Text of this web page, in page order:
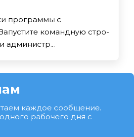
программы с
ко­ман­дную стро­
ад­ми­нис­тр...
каждое сообщение.
рабочего дня с